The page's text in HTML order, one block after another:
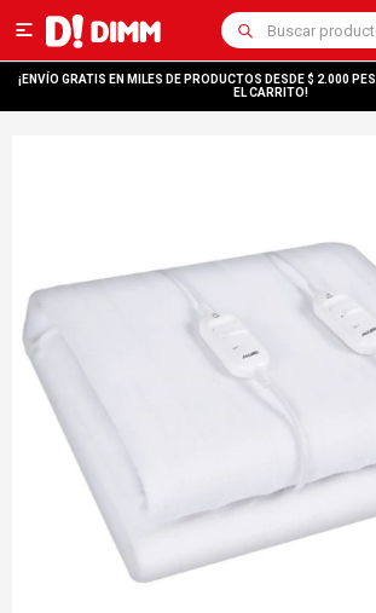

¡ENVÍO GRATIS EN MILES DE PRODUCTOS DESDE $ 2.000
EL CARRITO!